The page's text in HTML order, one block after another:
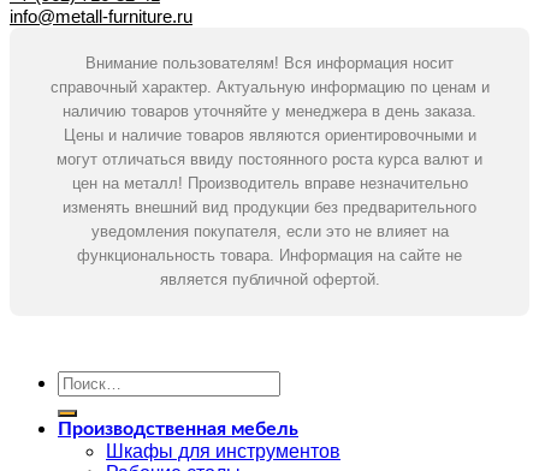
info@metall-furniture.ru
Внимание пользователям! Вся информация носит
справочный характер. Актуальную информацию по ценам и
наличию товаров уточняйте у менеджера в день заказа.
Цены и наличие товаров являются ориентировочными и
могут отличаться ввиду постоянного роста курса валют и
цен на металл! Производитель вправе незначительно
изменять внешний вид продукции без предварительного
уведомления покупателя, если это не влияет на
функциональность товара. Информация на сайте не
является публичной офертой.
Искать:
Производственная мебель
Шкафы для инструментов